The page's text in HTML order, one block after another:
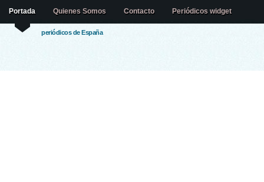
periódicos de España
Portada Quienes Somos Contacto Periódicos widget